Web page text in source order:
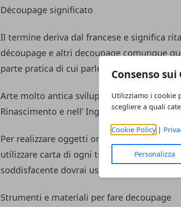
Consenso sui
Utilizziamo i cookie
scegliere a quali
Cookie Policy|
Personalizza
Découpage significato
Il termine deriva dal francese e significa
découpage e altri decoupage comunque
parte pratica di cui parleremo più avanti.
Arte molto antica sviluppatasi in Europa
Rinascimento e nell’ Inghilterra vittoriana.
Per realizzare oggetti originali e
utilizzare carta di ogni tipo. Se vuoi
soddisfacente dovrai usare un tipo di carta
Strumenti e materiali per fare decoupage